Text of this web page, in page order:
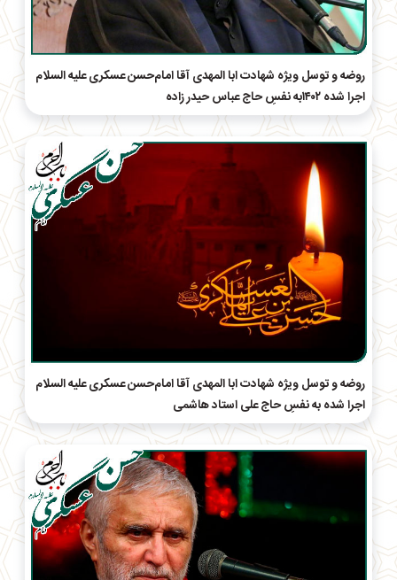
روضه و توسل ویژه شهادت ابا المهدی آقا امام‌حسن عسکری علیه السلام
اجرا شده ۱۴۰۲به نفسِ حاج عباس حیدر زاده
روضه و توسل ویژه شهادت ابا المهدی آقا امام‌حسن عسکری علیه السلام
اجرا شده به نفسِ حاج علی استاد هاشمی